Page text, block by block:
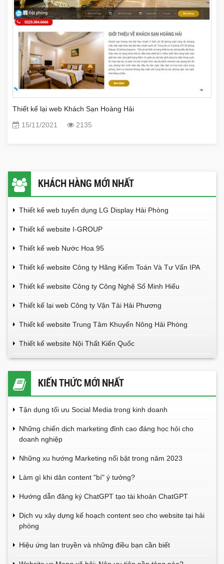
Thiết kế lại web Khách Sạn Hoàng Hải
15/11/2021
2135
KHÁCH HÀNG MỚI NHẤT
Thiết kế web tuyển dụng LG Display Hải Phòng
Thiết kế website I-GROUP
Thiết kế web Nước Hoa 95
Thiết kế website Công ty Hãng Kiểm Toán Và Tư Vấn IPA
Thiết kế website Công ty Công Nghệ Số Minh Hiếu
Thiết kế lại web Công ty Vận Tải Hải Phương
Thiết kế website Trung Tâm Khuyến Nông Hải Phòng
Thiết kế website Nội Thất Kiến Quốc
KIẾN THỨC MỚI NHẤT
Tận dụng tối ưu Social Media trong kinh doanh
Những chiến dịch marketing đỉnh cao đáng học hỏi cho
doanh nghiệp
Những xu hướng Marketing nổi bật trong năm 2023
Làm gì khi dân content "bí" ý tưởng?
Hướng dẫn đăng ký ChatGPT tạo tài khoản ChatGPT
Dịch vụ xây dựng kế hoạch content seo cho website tại hải
phòng
Hiệu ứng lan truyền và những điều bạn cần biết